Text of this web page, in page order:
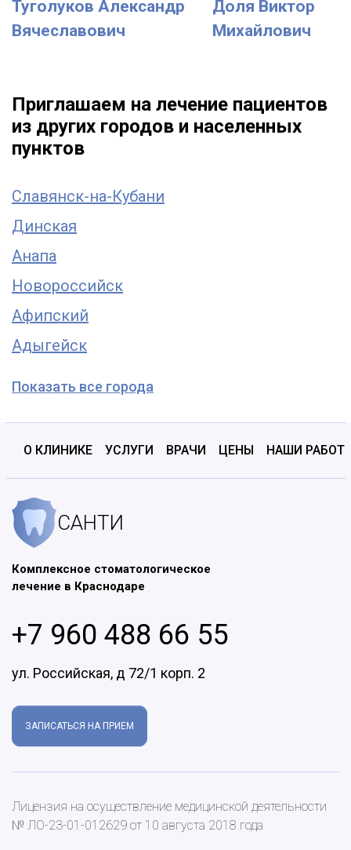
Туголуков Александр
Вячеславович
Доля Виктор
Михайлович
Приглашаем на лечение пациентов
из других городов и населенных
пунктов
Славянск-на-Кубани
Динская
Анапа
Новороссийск
Афипский
Адыгейск
Показать все города
О КЛИНИКЕ УСЛУГИ ВРАЧИ ЦЕНЫ НАШИ
САНТИ
Комплексное стоматологическое
лечение в Краснодаре
+7 960 488 66 55
ул. Российская, д 72/1 корп. 2
ЗАПИСАТЬСЯ НА ПРИЕМ
Лицензия на осуществление медицинской деятельности
№ ЛО-23-01-012629 от 10 августа 2018 года